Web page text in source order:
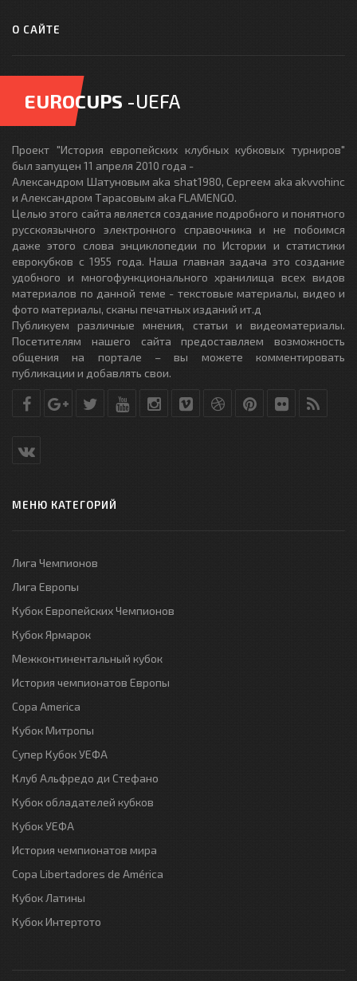
О САЙТЕ
EUROCUPS -UEFA
Проект "История европейских клубных кубковых турниров"
был запущен 11 апреля 2010 года -
Александром Шатуновым aka shat1980, Сергеем aka akvvohinc
и Александром Тарасовым aka FLAMENGO.
Целью этого сайта является создание подробного и понятного
русскоязычного электронного справочника и не побоимся
даже этого слова энциклопедии по Истории и статистики
еврокубков с 1955 года. Наша главная задача это создание
удобного и многофункционального хранилища всех видов
материалов по данной теме - текстовые материалы, видео и
фото материалы, сканы печатных изданий ит.д
Публикуем различные мнения, статьи и видеоматериалы.
Посетителям нашего сайта предоставляем возможность
общения на портале – вы можете комментировать
публикации и добавлять свои.
МЕНЮ КАТЕГОРИЙ
Лига Чемпионов
Лига Европы
Кубок Европейских Чемпионов
Кубок Ярмарок
Межконтинентальный кубок
История чемпионатов Европы
Copa America
Кубок Митропы
Супер Кубок УЕФА
Клуб Альфредо ди Стефано
Кубок обладателей кубков
Кубок УЕФА
История чемпионатов мира
Copa Libertadores de América
Кубок Латины
Кубок Интертото